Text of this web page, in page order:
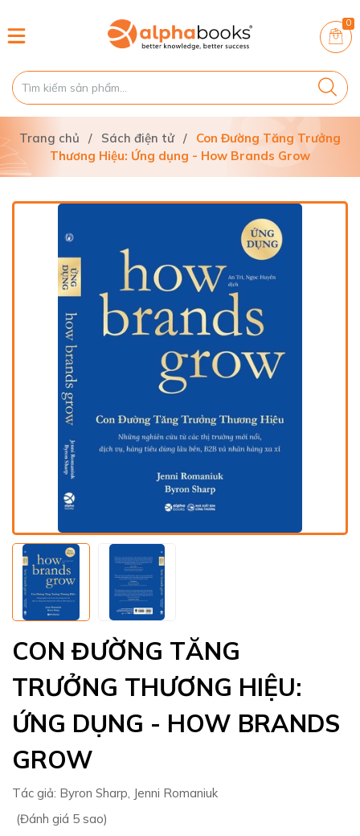
0
Trang chủ / Sách điện tử /
Con Đường Tăng Trưởng
Thương Hiệu: Ứng dụng - How Brands Grow
CON ĐƯỜNG TĂNG
TRƯỞNG THƯƠNG HIỆU:
ỨNG DỤNG - HOW BRANDS
GROW
Tác giả: Byron Sharp, Jenni Romaniuk
(Đánh giá 5 sao)